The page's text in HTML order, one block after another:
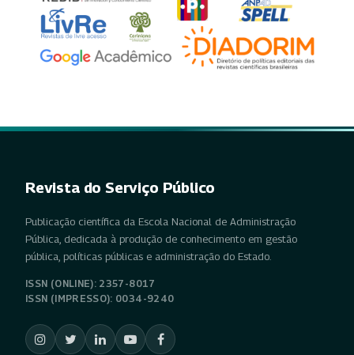
Revista do Serviço Público
Publicação científica da Escola Nacional de Administração
Pública, dedicada à produção de conhecimento em gestão
pública, políticas públicas e administração do Estado.
ISSN (ONLINE): 2357-8017
ISSN (IMPRESSO): 0034-9240